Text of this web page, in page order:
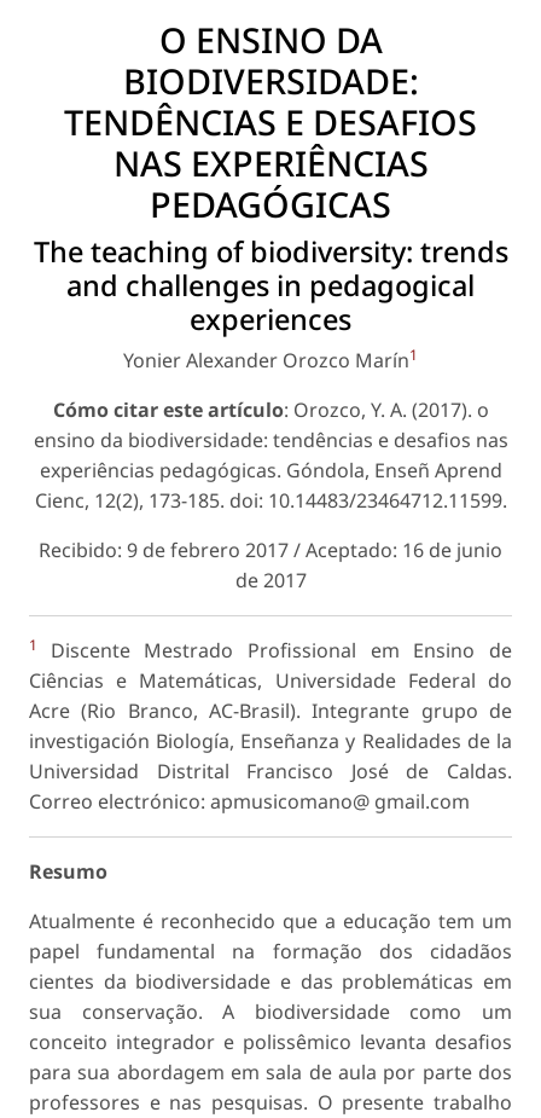
O ENSINO DA
BIODIVERSIDADE:
TENDÊNCIAS E DESAFIOS
NAS EXPERIÊNCIAS
PEDAGÓGICAS
The teaching of biodiversity: trends
and challenges in pedagogical
experiences
Yonier Alexander Orozco Marín1
Cómo citar este artículo: Orozco, Y. A. (2017). o
ensino da biodiversidade: tendências e desafios nas
experiências pedagógicas. Góndola, Enseñ Aprend
Cienc, 12(2), 173-185. doi: 10.14483/23464712.11599.
Recibido: 9 de febrero 2017 / Aceptado: 16 de junio
de 2017
1
Discente Mestrado Profissional em Ensino de
Ciências e Matemáticas, Universidade Federal do
Acre (Rio Branco, AC-Brasil). Integrante grupo de
investigación Biología, Enseñanza y Realidades de la
Universidad Distrital Francisco José de Caldas.
Correo electrónico: apmusicomano@ gmail.com
Resumo
Atualmente é reconhecido que a educação tem um
papel fundamental na formação dos cidadãos
cientes da biodiversidade e das problemáticas em
sua conservação. A biodiversidade como um
conceito integrador e polissêmico levanta desafios
para sua abordagem em sala de aula por parte dos
professores e nas pesquisas. O presente trabalho